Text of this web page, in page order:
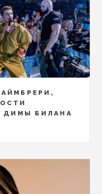
БИЛАНА